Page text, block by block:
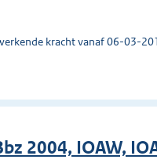
kracht vanaf 06-03-
2004, IOAW,